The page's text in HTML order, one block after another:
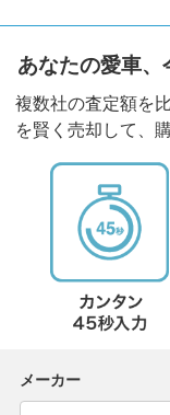
あなたの愛車、
複数社の査定額を
を賢く売却して、
メーカー